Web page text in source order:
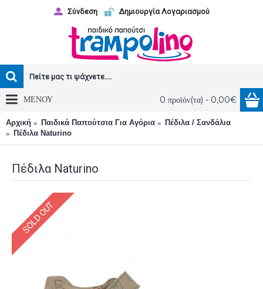
Σύνδεση Δημιουργία Λογαριασμού
0 προϊόν(τα) - 0,00€
ΜΕΝΟΥ
Αρχική Παιδικά Παπούτσια Για Αγόρια
Πέδιλα / Σανδάλια
Πέδιλα Naturino
Πέδιλα Naturino
SOLD OUT